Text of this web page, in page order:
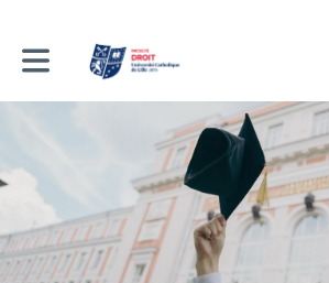
Toggle main navigation